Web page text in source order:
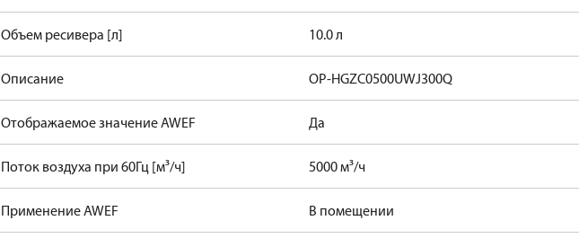
Объем ресивера [л] 10.0 л
Описание OP-HGZC0500UWJ300Q
Отображаемое значение AWEF Да
Поток воздуха при 60Гц [м³/ч] 5000 м³/ч
Применение AWEF В помещении